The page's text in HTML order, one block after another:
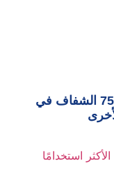
كيفية استخدام بي في سي 75/100 الشفاف في